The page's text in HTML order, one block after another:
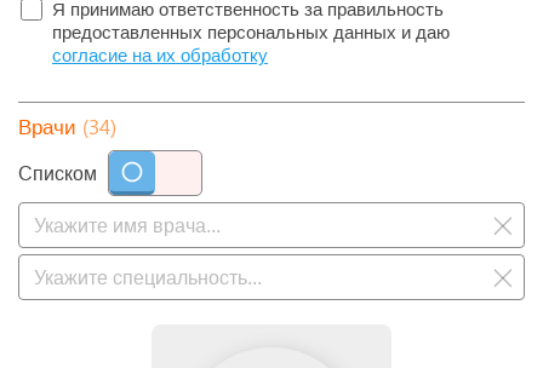
Я принимаю ответственность за правильность
предоставленных персональных данных и даю
согласие на их обработку
Врачи (34)
Списком